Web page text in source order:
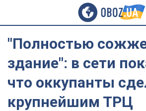
"Полностью
здание": в сети
что оккупанты
крупнейшим ТРЦ